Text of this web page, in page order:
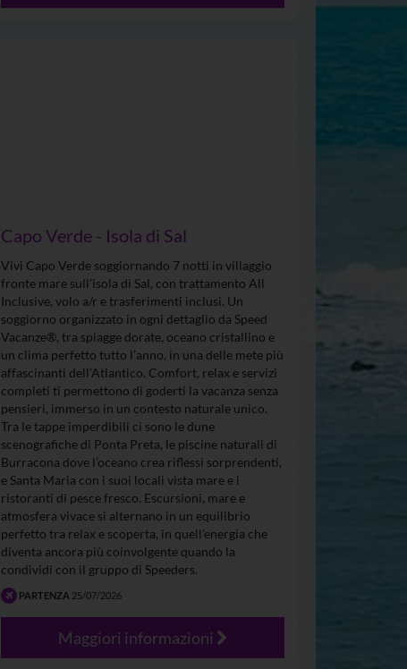
Capo Verde - Isola di Sal
Vivi Capo Verde soggiornando 7 notti in villaggio
fronte mare sull’isola di Sal, con trattamento All
Inclusive, volo a/r e trasferimenti inclusi. Un
soggiorno organizzato in ogni dettaglio da Speed
Vacanze®, tra spiagge dorate, oceano cristallino e
un clima perfetto tutto l’anno, in una delle mete più
affascinanti dell’Atlantico. Comfort, relax e servizi
completi ti permettono di goderti la vacanza senza
pensieri, immerso in un contesto naturale unico.
Tra le tappe imperdibili ci sono le dune
scenografiche di Ponta Preta, le piscine naturali di
Burracona dove l’oceano crea riflessi sorprendenti,
e Santa Maria con i suoi locali vista mare e i
ristoranti di pesce fresco. Escursioni, mare e
atmosfera vivace si alternano in un equilibrio
perfetto tra relax e scoperta, in quell’energia che
diventa ancora più coinvolgente quando la
condividi con il gruppo di Speeders.
PARTENZA 25/07/2026
Maggiori informazioni